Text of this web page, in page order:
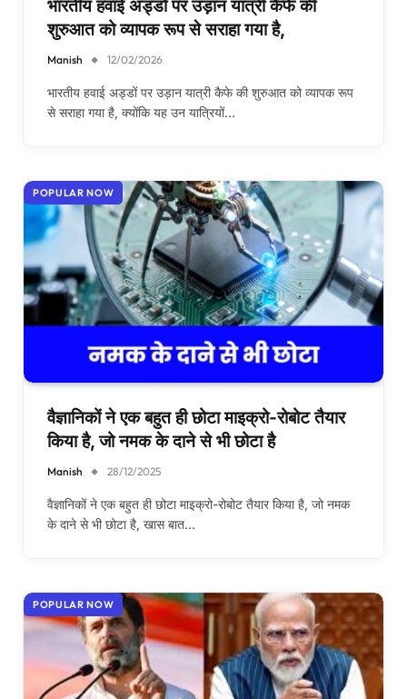
भारतीय हवाई अड्डों पर उड़ान यात्री कैफे की
शुरुआत को व्यापक रूप से सराहा गया है,
Manish 12/02/2026
भारतीय हवाई अड्डों पर उड़ान यात्री कैफे की शुरुआत को व्यापक रूप
से सराहा गया है, क्योंकि यह उन यात्रियों…
POPULAR NOW
वैज्ञानिकों ने एक बहुत ही छोटा माइक्रो-रोबोट तैयार
किया है, जो नमक के दाने से भी छोटा है
Manish 28/12/2025
वैज्ञानिकों ने एक बहुत ही छोटा माइक्रो-रोबोट तैयार किया है, जो नमक
के दाने से भी छोटा है, खास बात…
POPULAR NOW